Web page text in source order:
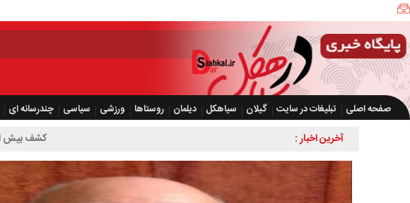
صفحه اصلی تبلیغات در سایت گیلان سیاهکل دیلمان روستاها ورزشی سیاسی چندرسانه ای
آخرین اخبار :